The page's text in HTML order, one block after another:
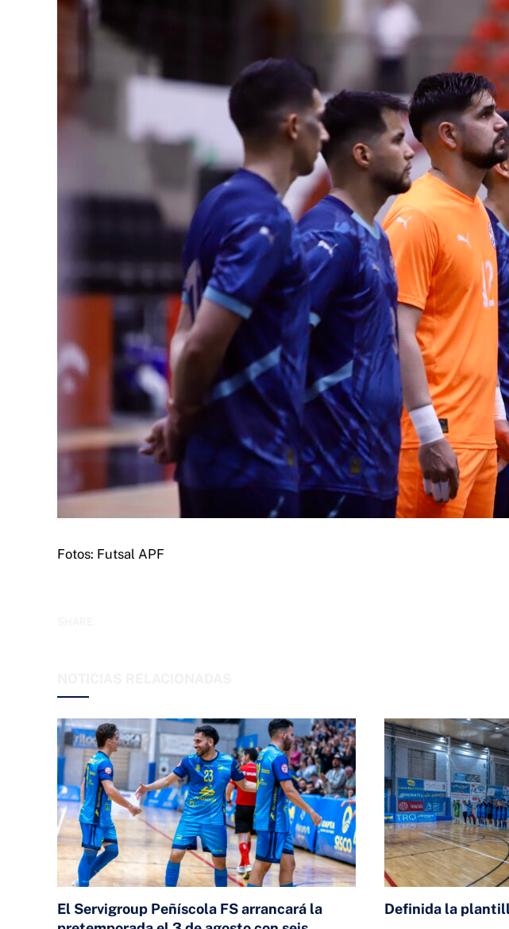
Fotos: Futsal APF
El Servigroup Peñíscola FS arrancará la
Definida la